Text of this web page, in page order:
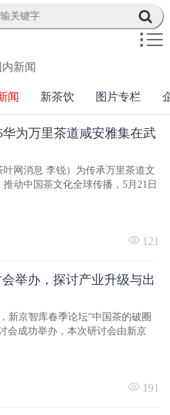
内新闻
闻 新茶饮 图片专栏
为万里茶道咸安雅集在武
叶网消息 李锐）为传承万里茶道文
推动中国茶文化全球传播，5月21日
121
举办，探讨产业升级与出
新京智库春季论坛“中国茶的破圈
会成功举办，本次研讨会由新京
191